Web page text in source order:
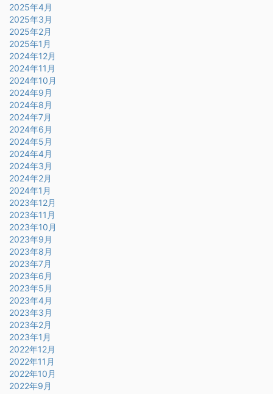
2025年4月
2025年3月
2025年2月
2025年1月
2024年12月
2024年11月
2024年10月
2024年9月
2024年8月
2024年7月
2024年6月
2024年5月
2024年4月
2024年3月
2024年2月
2024年1月
2023年12月
2023年11月
2023年10月
2023年9月
2023年8月
2023年7月
2023年6月
2023年5月
2023年4月
2023年3月
2023年2月
2023年1月
2022年12月
2022年11月
2022年10月
2022年9月